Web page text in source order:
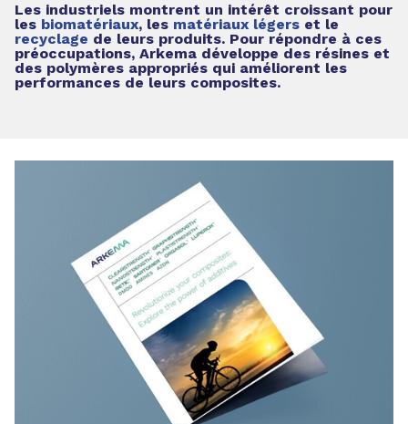
Les industriels montrent un intérêt croissant pour
les biomatériaux, les matériaux légers et le
recyclage de leurs produits. Pour répondre à ces
préoccupations, Arkema développe des résines et
des polymères appropriés qui améliorent les
performances de leurs composites.